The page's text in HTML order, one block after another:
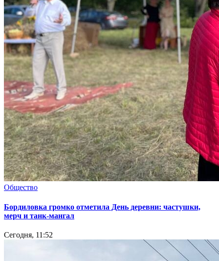
Общество
Бордиловка громко отметила День деревни: частушки,
мерч и танк-мангал
Сегодня, 11:52